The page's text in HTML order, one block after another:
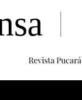
Revista Pucará